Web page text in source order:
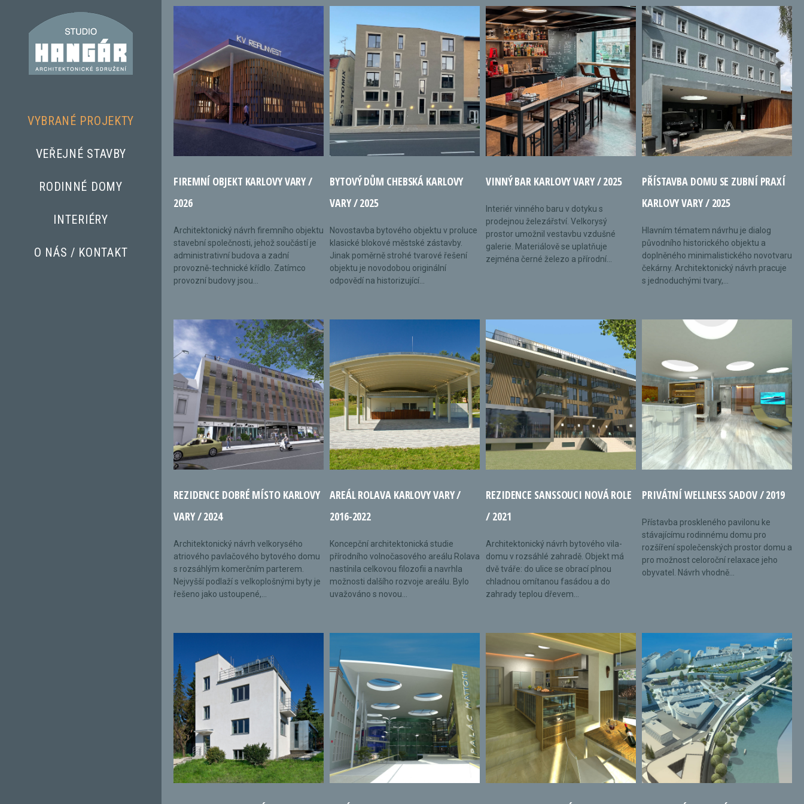
VYBRANÉ PROJEKTY
VEŘEJNÉ STAVBY
RODINNÉ DOMY
INTERIÉRY
O NÁS / KONTAKT
FIREMNÍ OBJEKT KARLOVY VARY /
2026
Architektonický návrh firemního objektu
stavební společnosti, jehož součástí je
administrativní budova a zadní
provozně-technické křídlo. Zatímco
provozní budovy jsou...
BYTOVÝ DŮM CHEBSKÁ KARLOVY
VARY / 2025
Novostavba bytového objektu v proluce
klasické blokové městské zástavby.
Jinak poměrně strohé tvarové řešení
objektu je novodobou originální
odpovědí na historizující...
VINNÝ BAR KARLOVY VARY / 2025
Interiér vinného baru v dotyku s
prodejnou železářství. Velkorysý
prostor umožnil vestavbu vzdušné
galerie. Materiálově se uplatňuje
zejména černé železo a přírodní...
PŘÍSTAVBA DOMU SE ZUBNÍ PRAXÍ
KARLOVY VARY / 2025
Hlavním tématem návrhu je dialog
původního historického objektu a
doplněného minimalistického novotvaru
čekárny. Architektonický návrh pracuje
s jednoduchými tvary,...
REZIDENCE DOBRÉ MÍSTO KARLOVY
VARY / 2024
Architektonický návrh velkorysého
atriového pavlačového bytového domu
s rozsáhlým komerčním parterem.
Nejvyšší podlaží s velkoplošnými byty je
řešeno jako ustoupené,...
AREÁL ROLAVA KARLOVY VARY /
2016-2022
Koncepční architektonická studie
přírodního volnočasového areálu Rolava
nastínila celkovou filozofii a navrhla
možnosti dalšího rozvoje areálu. Bylo
uvažováno s novou...
REZIDENCE SANSSOUCI NOVÁ ROLE
/ 2021
Architektonický návrh bytového vila-
domu v rozsáhlé zahradě. Objekt má
dvě tváře: do ulice se obrací plnou
chladnou omítanou fasádou a do
zahrady teplou dřevem...
PRIVÁTNÍ WELLNESS SADOV / 2019
Přístavba proskleného pavilonu ke
stávajícímu rodinnému domu pro
rozšíření společenských prostor domu a
pro možnost celoroční relaxace jeho
obyvatel. Návrh vhodně...